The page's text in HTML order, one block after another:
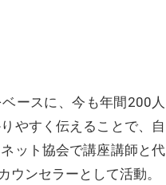
ースに、今も年間200人
やすく伝えることで、自
ット協会で講座講師と代
ンセラーとして活動。